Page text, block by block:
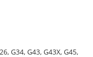
G34, G43, G43X, G45,